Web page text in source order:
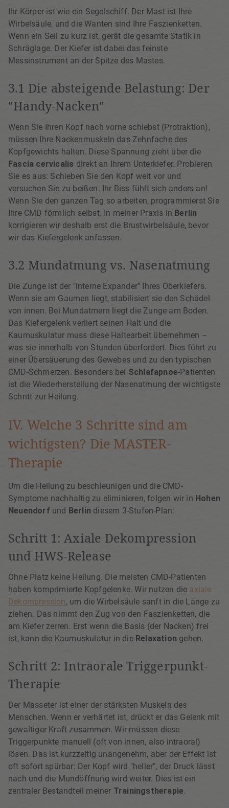
Ihr Körper ist wie ein Segelschiff. Der Mast ist Ihre
Wirbelsäule, und die Wanten sind Ihre Faszienketten.
Wenn ein Seil zu kurz ist, gerät die gesamte Statik in
Schräglage. Der Kiefer ist dabei das feinste
Messinstrument an der Spitze des Mastes.
3.1 Die absteigende Belastung: Der
"Handy-Nacken"
Wenn Sie Ihren Kopf nach vorne schiebst (Protraktion),
müssen Ihre Nackenmuskeln das Zehnfache des
Kopfgewichts halten. Diese Spannung zieht über die
Fascia cervicalis direkt an Ihrem Unterkiefer. Probieren
Sie es aus: Schieben Sie den Kopf weit vor und
versuchen Sie zu beißen. Ihr Biss fühlt sich anders an!
Wenn Sie den ganzen Tag so arbeiten, programmierst Sie
Ihre CMD förmlich selbst. In meiner Praxis in Berlin
korrigieren wir deshalb erst die Brustwirbelsäule, bevor
wir das Kiefergelenk anfassen.
3.2 Mundatmung vs. Nasenatmung
Die Zunge ist der "interne Expander" Ihres Oberkiefers.
Wenn sie am Gaumen liegt, stabilisiert sie den Schädel
von innen. Bei Mundatmern liegt die Zunge am Boden.
Das Kiefergelenk verliert seinen Halt und die
Kaumuskulatur muss diese Haltearbeit übernehmen –
was sie innerhalb von Stunden überfordert. Dies führt zu
einer Übersäuerung des Gewebes und zu den typischen
CMD-Schmerzen. Besonders bei Schlafapnoe-Patienten
ist die Wiederherstellung der Nasenatmung der wichtigste
Schritt zur Heilung.
IV. Welche 3 Schritte sind am
wichtigsten? Die MASTER-
Therapie
Um die Heilung zu beschleunigen und die CMD-
Symptome nachhaltig zu eliminieren, folgen wir in Hohen
Neuendorfund Berlin diesem 3-Stufen-Plan:
Schritt 1: Axiale Dekompression
und HWS-Release
Ohne Platz keine Heilung. Die meisten CMD-Patienten
haben komprimierte Kopfgelenke. Wir nutzen die axiale
Dekompression, um die Wirbelsäule sanft in die Länge zu
ziehen. Das nimmt den Zug von den Faszienketten, die
am Kiefer zerren. Erst wenn die Basis (der Nacken) frei
ist, kann die Kaumuskulatur in die Relaxation gehen.
Schritt 2: Intraorale Triggerpunkt-
Therapie
Der Masseter ist einer der stärksten Muskeln des
Menschen. Wenn er verhärtet ist, drückt er das Gelenk mit
gewaltiger Kraft zusammen. Wir müssen diese
Triggerpunkte manuell (oft von innen, also intraoral)
lösen. Das ist kurzzeitig unangenehm, aber der Effekt ist
oft sofort spürbar: Der Kopf wird "heller", der Druck lässt
nach und die Mundöffnung wird weiter. Dies ist ein
zentraler Bestandteil meiner Trainingstherapie.